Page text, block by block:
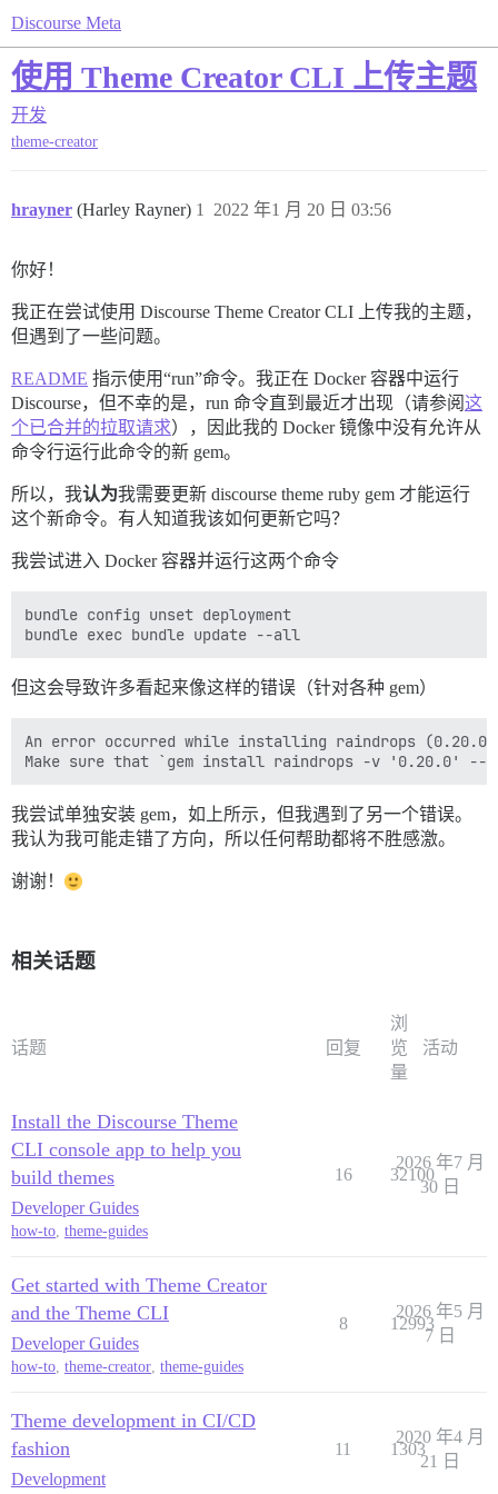
Discourse Meta
使用 Theme Creator CLI 上传主题
开发
theme-creator
hrayner (Harley Rayner) 2022 年1 月 20 日 03:56
1
你好！
我正在尝试使用 Discourse Theme Creator CLI 上传我的主题，
但遇到了一些问题。
README 指示使用“run”命令。我正在 Docker 容器中运行
Discourse，但不幸的是，run 命令直到最近才出现（请参阅这
个已合并的拉取请求），因此我的 Docker 镜像中没有允许从
命令行运行此命令的新 gem。
所以，我认为我需要更新 discourse theme ruby gem 才能运行
这个新命令。有人知道我该如何更新它吗？
我尝试进入 Docker 容器并运行这两个命令
bundle config unset deployment
但这会导致许多看起来像这样的错误（针对各种 gem）
An error occurred while installing raindrops
我尝试单独安装 gem，如上所示，但我遇到了另一个错误。
我认为我可能走错了方向，所以任何帮助都将不胜感激。
谢谢！
相关话题
话题 回复
浏
览
量
活动
Install the Discourse Theme
CLI console app to help you
build themes
Developer Guides
how-to, theme-guides
16 32100
2026 年7 月
30 日
Get started with Theme Creator
and the Theme CLI
Developer Guides
how-to, theme-creator, theme-guides
8 12993
2026 年5 月
7 日
Theme development in CI/CD
fashion
Development
11 1303
2020 年4 月
21 日